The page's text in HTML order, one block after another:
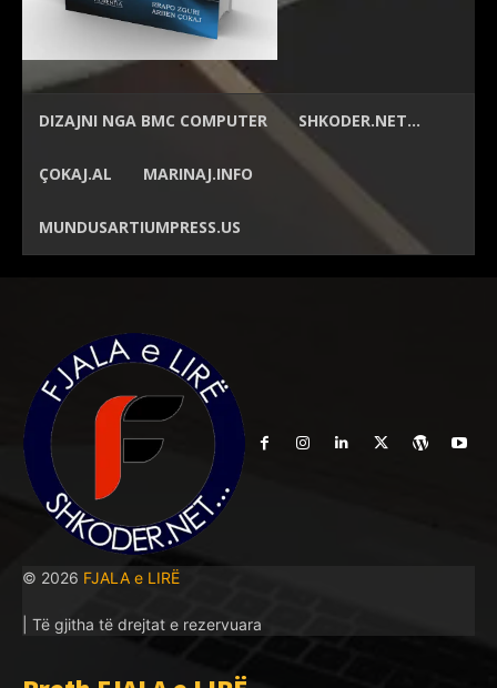
DIZAJNI NGA BMC COMPUTER SHKODER.NET…
ÇOKAJ.AL MARINAJ.INFO
MUNDUSARTIUMPRESS.US
© 2026 FJALA e LIRË
| Të gjitha të drejtat e rezervuara